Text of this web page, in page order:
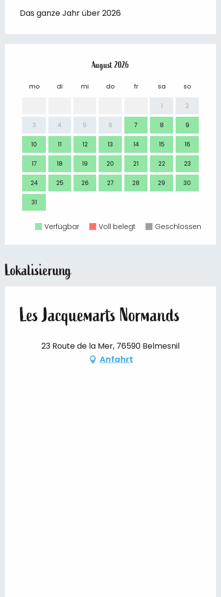
Das ganze Jahr über 2026
August 2026
mo di mi do fr sa so
1 2
3 4 5 6 7 8 9
10 11 12 13 14 15 16
17 18 19 20 21 22 23
24 25 26 27 28 29 30
31
Verfügbar Voll belegt Geschlossen
Lokalisierung
Les Jacquemarts Normands
23 Route de la Mer, 76590 Belmesnil
Anfahrt